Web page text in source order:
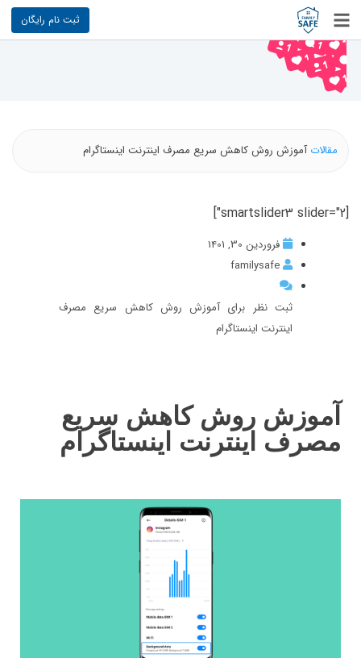
ثبت نام رایگان
مقالات آموزش روش کاهش سریع مصرف اینترنت اینستاگرام
[smartslider3 slider="2"]
فروردین 30, 1401
familysafe
ثبت نظر برای آموزش روش کاهش سریع مصرف
اینترنت اینستاگرام
آموزش روش کاهش سریع
مصرف اینترنت اینستاگرام